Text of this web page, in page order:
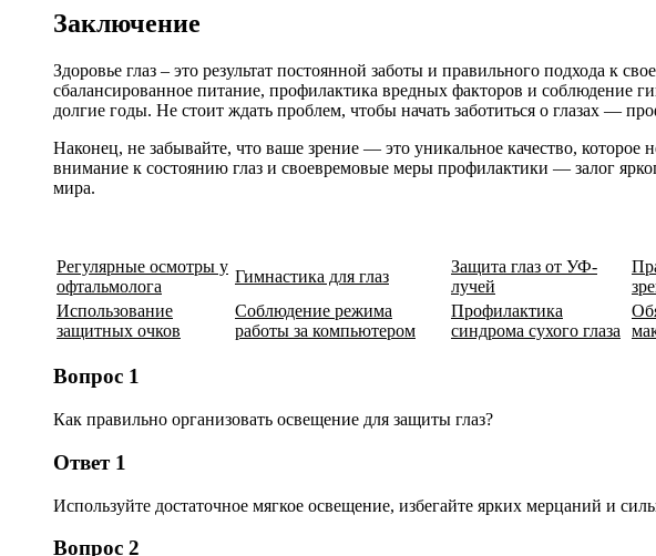
Заключение
Здоровье глаз – это результат постоянной заботы и правильного подхода к
сбалансированное питание, профилактика вредных факторов и соблюдение
долгие годы. Не стоит ждать проблем, чтобы начать заботиться о глазах —
Наконец, не забывайте, что ваше зрение — это уникальное качество,
внимание к состоянию глаз и своевремовые меры профилактики — залог
мира.
Регулярные осмотры у
офтальмолога
Гимнастика для глаз
Защита глаз от УФ-
лучей
Использование
защитных очков
Соблюдение режима
работы за компьютером
Профилактика
синдрома сухого глаза
Вопрос 1
Как правильно организовать освещение для защиты глаз?
Ответ 1
Используйте достаточное мягкое освещение, избегайте ярких мерцаний и
Вопрос 2